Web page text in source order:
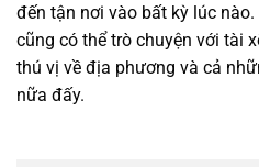
đến tận nơi vào bất kỳ lúc
cũng có thể trò chuyện với tài
thú vị về địa phương và cả
nữa đấy.